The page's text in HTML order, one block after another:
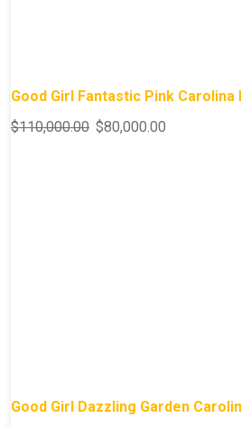
Good Girl Fantastic Pink Carolina
$110,000.00 $80,000.00
Good Girl Dazzling Garden